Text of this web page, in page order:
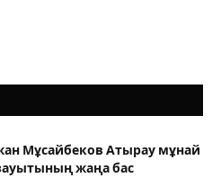
Мұсайбеков Атырау мұнай
жаңа бас